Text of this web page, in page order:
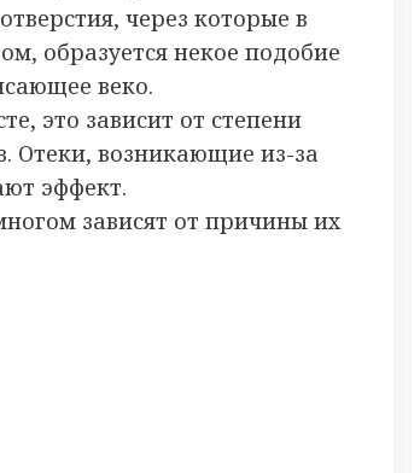
через которые в
образуется некое подобие
веко.
это зависит от степени
Отеки, возникающие из-за
эффект.
зависят от причины их